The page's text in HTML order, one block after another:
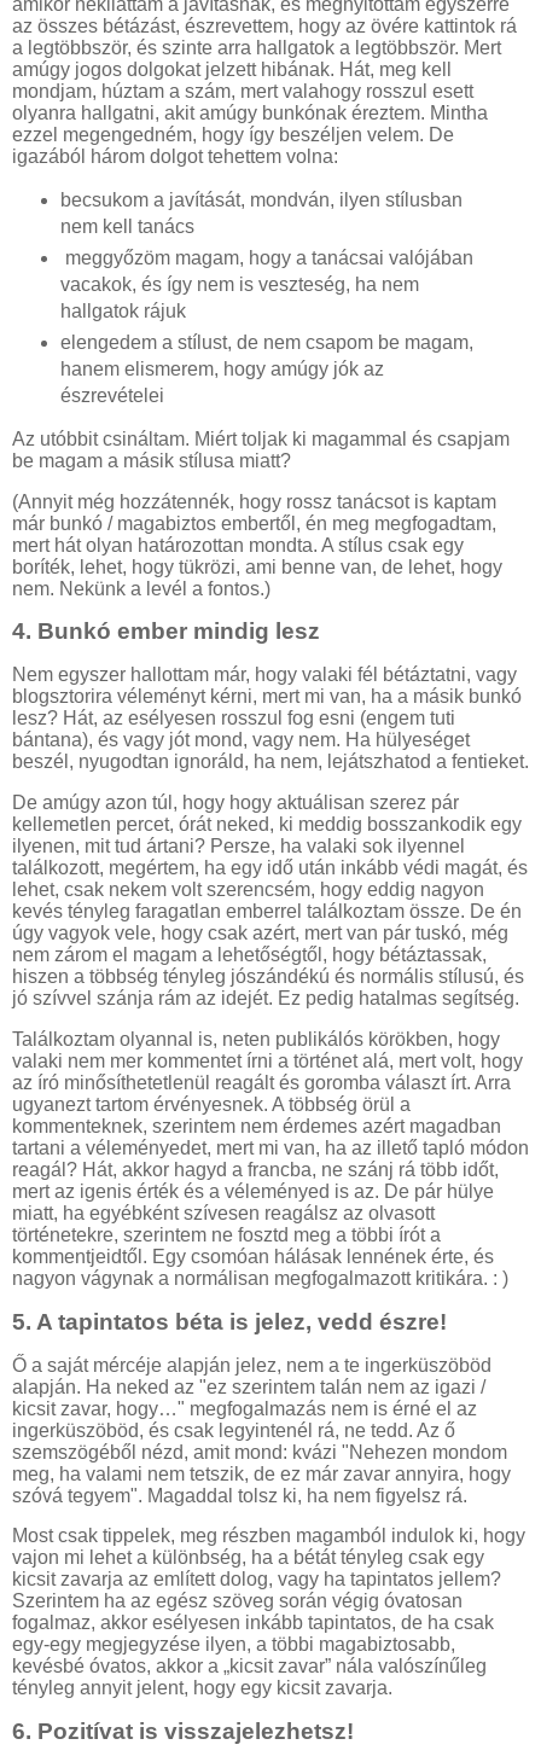
amikor nekiláttam a javításnak, és megnyitottam egyszerre
az összes bétázást, észrevettem, hogy az övére kattintok rá
a legtöbbször, és szinte arra hallgatok a legtöbbször. Mert
amúgy jogos dolgokat jelzett hibának. Hát, meg kell
mondjam, húztam a szám, mert valahogy rosszul esett
olyanra hallgatni, akit amúgy bunkónak éreztem. Mintha
ezzel megengedném, hogy így beszéljen velem. De
igazából három dolgot tehettem volna:
becsukom a javítását, mondván, ilyen stílusban
nem kell tanács
meggyőzöm magam, hogy a tanácsai valójában
vacakok, és így nem is veszteség, ha nem
hallgatok rájuk
elengedem a stílust, de nem csapom be magam,
hanem elismerem, hogy amúgy jók az
észrevételei
Az utóbbit csináltam. Miért toljak ki magammal és csapjam
be magam a másik stílusa miatt?
(Annyit még hozzátennék, hogy rossz tanácsot is kaptam
már bunkó / magabiztos embertől, én meg megfogadtam,
mert hát olyan határozottan mondta. A stílus csak egy
boríték, lehet, hogy tükrözi, ami benne van, de lehet, hogy
nem. Nekünk a levél a fontos.)
4. Bunkó ember mindig lesz
Nem egyszer hallottam már, hogy valaki fél bétáztatni, vagy
blogsztorira véleményt kérni, mert mi van, ha a másik bunkó
lesz? Hát, az esélyesen rosszul fog esni (engem tuti
bántana), és vagy jót mond, vagy nem. Ha hülyeséget
beszél, nyugodtan ignoráld, ha nem, lejátszhatod a fentieket.
De amúgy azon túl, hogy hogy aktuálisan szerez pár
kellemetlen percet, órát neked, ki meddig bosszankodik egy
ilyenen, mit tud ártani? Persze, ha valaki sok ilyennel
találkozott, megértem, ha egy idő után inkább védi magát, és
lehet, csak nekem volt szerencsém, hogy eddig nagyon
kevés tényleg faragatlan emberrel találkoztam össze. De én
úgy vagyok vele, hogy csak azért, mert van pár tuskó, még
nem zárom el magam a lehetőségtől, hogy bétáztassak,
hiszen a többség tényleg jószándékú és normális stílusú, és
jó szívvel szánja rám az idejét. Ez pedig hatalmas segítség.
Találkoztam olyannal is, neten publikálós körökben, hogy
valaki nem mer kommentet írni a történet alá, mert volt, hogy
az író minősíthetetlenül reagált és goromba választ írt. Arra
ugyanezt tartom érvényesnek. A többség örül a
kommenteknek, szerintem nem érdemes azért magadban
tartani a véleményedet, mert mi van, ha az illető tapló módon
reagál? Hát, akkor hagyd a francba, ne szánj rá több időt,
mert az igenis érték és a véleményed is az. De pár hülye
miatt, ha egyébként szívesen reagálsz az olvasott
történetekre, szerintem ne fosztd meg a többi írót a
kommentjeidtől. Egy csomóan hálásak lennének érte, és
nagyon vágynak a normálisan megfogalmazott kritikára. : )
5. A tapintatos béta is jelez, vedd észre!
Ő a saját mércéje alapján jelez, nem a te ingerküszöböd
alapján. Ha neked az "ez szerintem talán nem az igazi /
kicsit zavar, hogy…" megfogalmazás nem is érné el az
ingerküszöböd, és csak legyintenél rá, ne tedd. Az ő
szemszögéből nézd, amit mond: kvázi "Nehezen mondom
meg, ha valami nem tetszik, de ez már zavar annyira, hogy
szóvá tegyem". Magaddal tolsz ki, ha nem figyelsz rá.
Most csak tippelek, meg részben magamból indulok ki, hogy
vajon mi lehet a különbség, ha a bétát tényleg csak egy
kicsit zavarja az említett dolog, vagy ha tapintatos jellem?
Szerintem ha az egész szöveg során végig óvatosan
fogalmaz, akkor esélyesen inkább tapintatos, de ha csak
egy-egy megjegyzése ilyen, a többi magabiztosabb,
kevésbé óvatos, akkor a „kicsit zavar” nála valószínűleg
tényleg annyit jelent, hogy egy kicsit zavarja.
6. Pozitívat is visszajelezhetsz!